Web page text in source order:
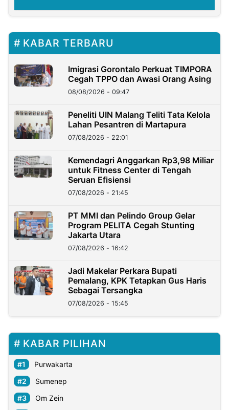
KABAR TERBARU
Imigrasi Gorontalo Perkuat TIMPORA
Cegah TPPO dan Awasi Orang Asing
08/08/2026 - 09:47
Peneliti UIN Malang Teliti Tata Kelola
Lahan Pesantren di Martapura
07/08/2026 - 22:01
Kemendagri Anggarkan Rp3,98 Miliar
untuk Fitness Center di Tengah
Seruan Efisiensi
07/08/2026 - 21:45
PT MMI dan Pelindo Group Gelar
Program PELITA Cegah Stunting
Jakarta Utara
07/08/2026 - 16:42
Jadi Makelar Perkara Bupati
Pemalang, KPK Tetapkan Gus Haris
Sebagai Tersangka
07/08/2026 - 15:45
KABAR PILIHAN
Purwakarta
Sumenep
Om Zein